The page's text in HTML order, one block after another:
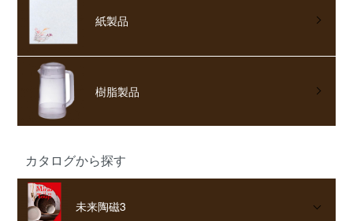
紙製品
樹脂製品
カタログから探す
未来陶磁3